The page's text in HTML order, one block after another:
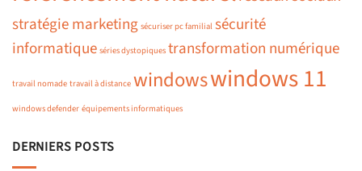
stratégie marketing sécuriser pc familial sécurité
informatique séries dystopiques transformation numérique
travail nomade travail à distance windowswindows 11
windows defender équipements informatiques
DERNIERS POSTS